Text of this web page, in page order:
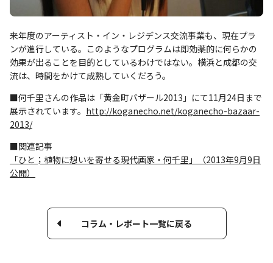
来年度のアーティスト・イン・レジデンス交流事業も、現在プラ
ンが進行している。このようなプログラムは即効薬的に何らかの
効果が出ることを目的としているわけではない。横浜と成都の交
流は、時間をかけて成熟していくだろう。
■何千里さんの作品は「黄金町バザール2013」にて11月24日まで
展示されています。 http://koganecho.net/koganecho-bazaar-
2013/
■関連記事
「ひと；植物に想いを寄せる現代画家・何千里」（2013年9月9日
公開）
コラム・レポート一覧に戻る